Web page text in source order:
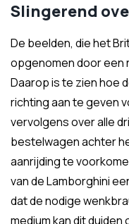
Slingerend
De beelden, die het
opgenomen door een
Daarop is te zien hoe
richting aan te geven
vervolgens over alle
bestelwagen achter
aanrijding te
van de Lamborghini
dat de nodige
medium kan dit